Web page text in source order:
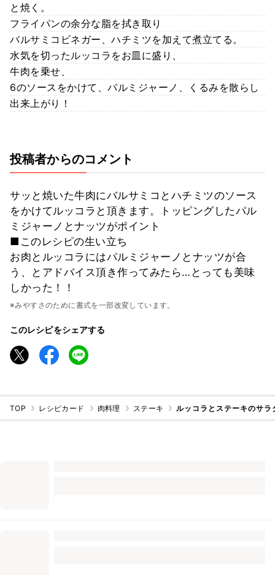
と焼く。
フライパンの余分な脂を拭き取り
バルサミコビネガー、ハチミツを加えて煮立てる。
水気を切ったルッコラをお皿に盛り、
牛肉を乗せ、
6のソースをかけて、パルミジャーノ、くるみを散らし
出来上がり！
投稿者からのコメント
サッと焼いた牛肉にバルサミコとハチミツのソース
をかけてルッコラと頂きます。トッピングしたパル
ミジャーノとナッツがポイント
■このレシピの生い立ち
お肉とルッコラにはパルミジャーノとナッツが合
う、とアドバイス頂き作ってみたら…とっても美味
しかった！！
※みやすさのために書式を一部改変しています。
このレシピをシェアする
TOP レシピカード 肉料理 ステーキ ルッコラとステーキのサラ